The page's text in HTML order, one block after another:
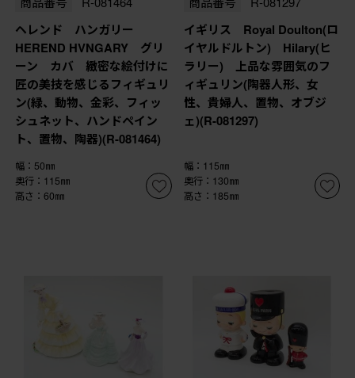
ヘレンド ハンガリー
HEREND HVNGARY グリ
ーン カバ 緻密な絵付けに
匠の美技を感じるフィギュリ
ン(緑、動物、金彩、フィッ
シュネット、ハンドペイン
ト、置物、陶器)(R-081464)
幅：50㎜
奥行：115㎜
高さ：60㎜
イギリス Royal Doulton(ロ
イヤルドルトン) Hilary(ヒ
ラリー) 上品な雰囲気のフ
ィギュリン(陶器人形、女
性、貴婦人、置物、オブジ
ェ)(R-081297)
幅：115㎜
奥行：130㎜
高さ：185㎜